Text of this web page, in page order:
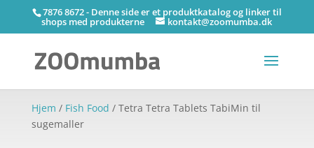
7876 8672 - Denne side er et produktkatalog og linker til
shops med produkterne kontakt@zoomumba.dk
Hjem / Fish Food / Tetra Tetra Tablets TabiMin til
sugemaller